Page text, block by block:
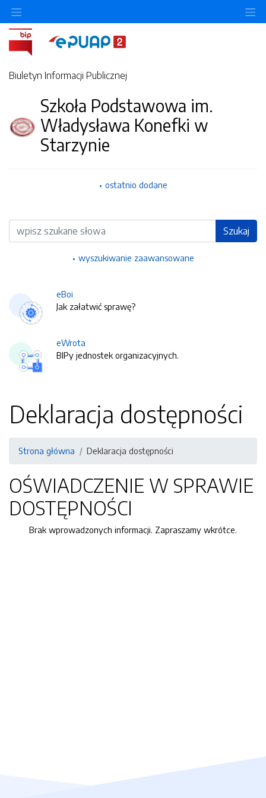
Biuletyn Informacji Publicznej
Szkoła Podstawowa im.
Władysława Konefki w
Starzynie
ostatnio dodane
Wyszukiwarka Szukaj
wyszukiwanie zaawansowane
eBoi
Jak załatwić sprawę?
eWrota
BIPy jednostek organizacyjnych.
Deklaracja dostępności
Strona główna Deklaracja dostępności
OŚWIADCZENIE W SPRAWIE
DOSTĘPNOŚCI
Brak wprowadzonych informacji. Zapraszamy wkrótce.